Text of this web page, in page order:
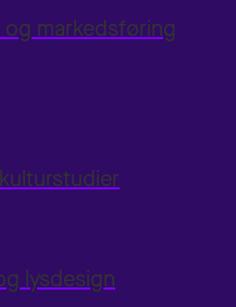
og markedsføring
lysdesign